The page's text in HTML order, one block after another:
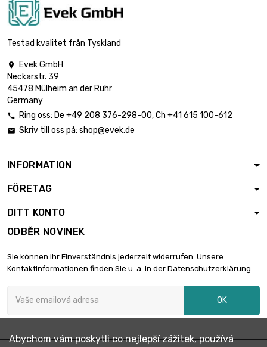
Testad kvalitet från Tyskland

Evek GmbH
Neckarstr. 39
45478 Mülheim an der Ruhr
Germany
 Ring oss: De +49 208 376-298-00, Ch +41 615 100-612
 Skriv till oss på: shop@evek.de
INFORMATION
FÖRETAG
DITT KONTO
ODBĚR NOVINEK
Sie können Ihr Einverständnis jederzeit widerrufen. Unsere
Kontaktinformationen finden Sie u. a. in der Datenschutzerklärung.
OK
Abychom vám poskytli co nejlepší zážitek, používá